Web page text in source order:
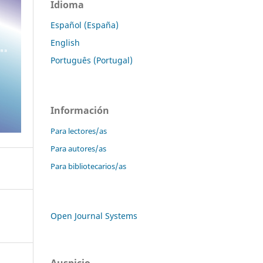
Idioma
Español (España)
English
Português (Portugal)
Información
Para lectores/as
Para autores/as
Para bibliotecarios/as
Open Journal Systems